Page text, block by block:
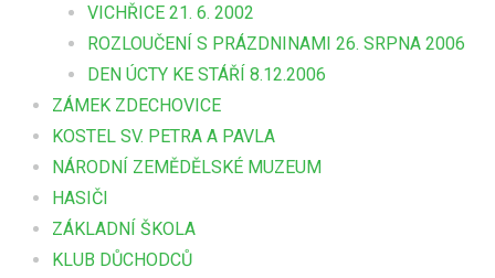
VICHŘICE 21. 6. 2002
ROZLOUČENÍ S PRÁZDNINAMI 26. SRPNA 2006
DEN ÚCTY KE STÁŘÍ 8.12.2006
ZÁMEK ZDECHOVICE
KOSTEL SV. PETRA A PAVLA
NÁRODNÍ ZEMĚDĚLSKÉ MUZEUM
HASIČI
ZÁKLADNÍ ŠKOLA
KLUB DŮCHODCŮ